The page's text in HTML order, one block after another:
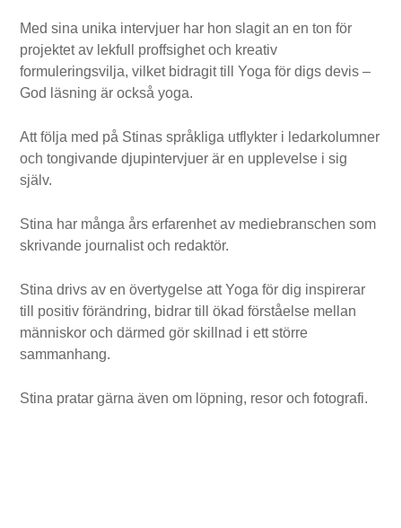
Med sina unika intervjuer har hon slagit an en ton för
projektet av lekfull proffsighet och kreativ
formuleringsvilja, vilket bidragit till Yoga för digs devis –
God läsning är också yoga.
Att följa med på Stinas språkliga utflykter i ledarkolumner
och tongivande djupintervjuer är en upplevelse i sig
själv.
Stina har många års erfarenhet av mediebranschen som
skrivande journalist och redaktör.
Stina drivs av en övertygelse att Yoga för dig inspirerar
till positiv förändring, bidrar till ökad förståelse mellan
människor och därmed gör skillnad i ett större
sammanhang.
Stina pratar gärna även om löpning, resor och fotografi.